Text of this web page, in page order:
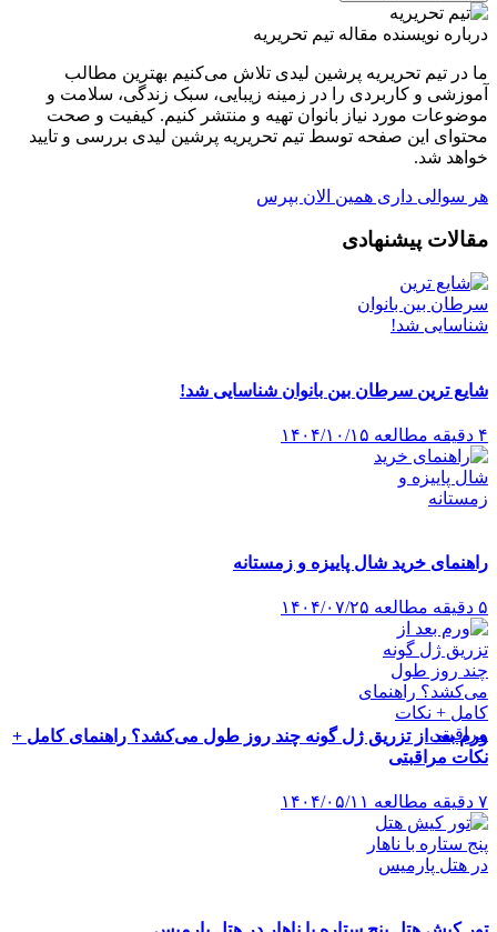
درباره نویسنده مقاله تیم تحریریه
ما در تیم تحریریه پرشین لیدی تلاش می‌کنیم بهترین مطالب
آموزشی و کاربردی را در زمینه زیبایی، سبک زندگی، سلامت و
موضوعات مورد نیاز بانوان تهیه و منتشر کنیم. کیفیت و صحت
محتوای این صفحه توسط تیم تحریریه پرشین لیدی بررسی و تایید
خواهد شد.
هر سوالی داری همین الان بپرس
مقالات پیشنهادی
شایع ترین سرطان بین بانوان شناسایی شد!
۴ دقیقه مطالعه ۱۴۰۴/۱۰/۱۵
راهنمای خرید شال پاییزه و زمستانه
۵ دقیقه مطالعه ۱۴۰۴/۰۷/۲۵
ورم بعد از تزریق ژل گونه چند روز طول می‌کشد؟ راهنمای کامل +
نکات مراقبتی
۷ دقیقه مطالعه ۱۴۰۴/۰۵/۱۱